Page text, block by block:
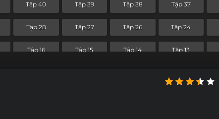
Tập 40 Tập 39 Tập 38 Tập 37
Tập 28 Tập 27 Tập 26 Tập 24
Tập 16 Tập 15 Tập 14 Tập 13